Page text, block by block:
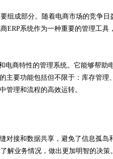
组成部分。随着电商市场的竞争
系统作为一种重要的管理工具
电商特性的管理系统。它能够帮
主要功能包括但不限于：库存管
管理和流程的高效运转。
对接和数据共享，避免了信息孤岛
解业务情况，做出更加明智的决策。